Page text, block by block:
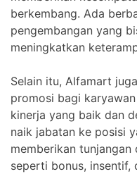
berkembang. Ada
pengembangan yang
meningkatkan
Selain itu, Alfamart
promosi bagi
kinerja yang baik dan
naik jabatan ke posisi
memberikan
seperti bonus, insentif,